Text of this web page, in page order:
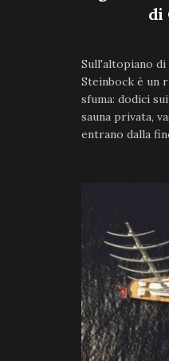
di
Sull'altopiano di
Steinbock è un
sfuma: dodici
sauna privata,
entrano dalla